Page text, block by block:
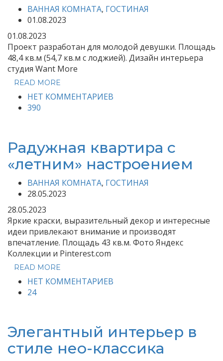
ВАННАЯ КОМНАТА, ГОСТИНАЯ
01.08.2023
01.08.2023
Проект разработан для молодой девушки. Площадь
48,4 кв.м (54,7 кв.м с лоджией). Дизайн интерьера
студия Want More
READ MORE
НЕТ КОММЕНТАРИЕВ
390
Радужная квартира с
«летним» настроением
ВАННАЯ КОМНАТА, ГОСТИНАЯ
28.05.2023
28.05.2023
Яркие краски, выразительный декор и интересные
идеи привлекают внимание и производят
впечатление. Площадь 43 кв.м. Фото Яндекс
Коллекции и Pinterest.com
READ MORE
НЕТ КОММЕНТАРИЕВ
24
Элегантный интерьер в
стиле нео-классика